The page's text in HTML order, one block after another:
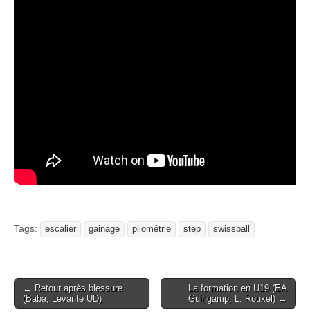
Tags: escalier gainage pliométrie step swissball
Post
navigation
← Retour après blessure
(Baba, Levante UD)
La formation en U19 (EA
Guingamp, L. Rouxel) →